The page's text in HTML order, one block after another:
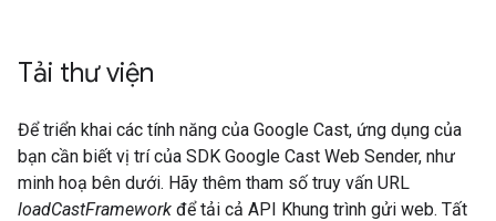
Tải thư viện
Để triển khai các tính năng của Google Cast, ứng dụng của
bạn cần biết vị trí của SDK Google Cast Web Sender, như
minh hoạ bên dưới. Hãy thêm tham số truy vấn URL
loadCastFramework để tải cả API Khung trình gửi web. Tất